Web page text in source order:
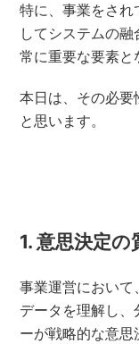
特に、事業をさ
してシステムの
常に重要な要素と
本日は、その必
と思います。
1. 意思決定の
事業運営におい
データを理解し
ーが戦略的な意